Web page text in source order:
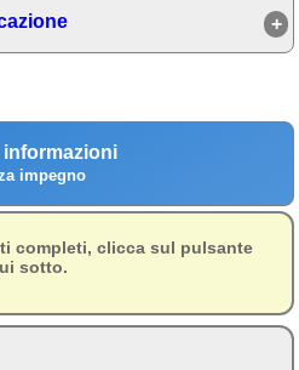
impegno
completi, clicca sul pulsante
sotto.